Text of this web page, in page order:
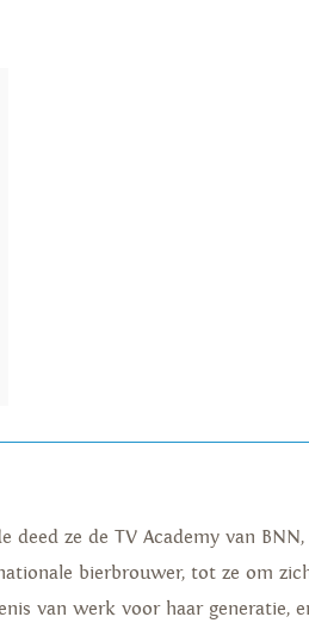
deed ze de TV Academy van
bierbrouwer, tot ze om
van werk voor haar generatie,